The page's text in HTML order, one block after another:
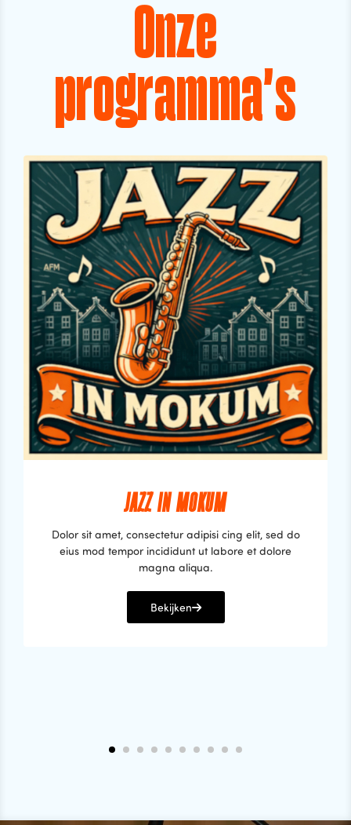
Onze
programma's
JAZZ IN MOKUM
Dolor sit amet, consectetur adipisi cing elit, sed do
eius mod tempor incididunt ut labore et dolore
magna aliqua.
Bekijken